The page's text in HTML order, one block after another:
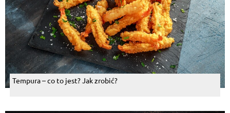
Tempura – co to jest? Jak zrobić?